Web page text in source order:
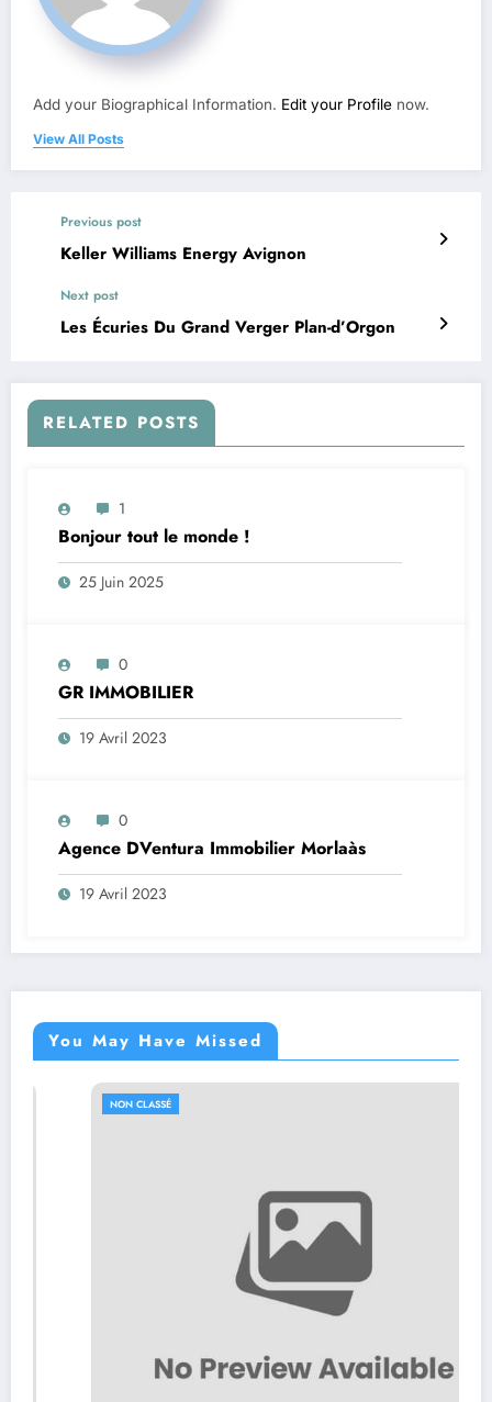
Add your Biographical Information. Edit your Profile now.
View All Posts
Previous post
Keller Williams Energy Avignon
Next post
Les Écuries Du Grand Verger Plan-d’Orgon
RELATED POSTS
1
Bonjour tout le monde !
25 Juin 2025
0
GR IMMOBILIER
19 Avril 2023
0
Agence DVentura Immobilier Morlaàs
19 Avril 2023
You May Have Missed
NON CLASSÉ